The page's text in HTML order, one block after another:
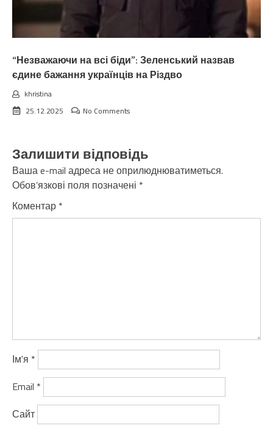
“Незважаючи на всі біди”: Зеленський назвав
єдине бажання українців на Різдво
khristina
25.12.2025
No Comments
Залишити відповідь
Ваша e-mail адреса не оприлюднюватиметься.
Обов’язкові поля позначені *
Коментар *
Ім'я *
Email *
Сайт